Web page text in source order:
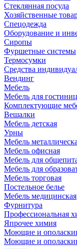
Стеклянная посуда
Хозяйственные
Спецодежда
Оборудование и
Сиропы
Фуршетные системы
Термосумки
Средства
Вендинг
Мебель
Мебель для
Комплектующие
Вешалки
Мебель детская
Урны
Мебель
Мебель офисная
Мебель для
Мебель для
Мебель торговая
Постельное белье
Мебель медицинская
Фурнитура
Профессиональная
Япрочее химия
Моющие и
Моющие и